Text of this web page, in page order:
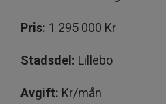
Pris: 1 295 000 Kr
Stadsdel: Lillebo
Avgift: Kr/mån